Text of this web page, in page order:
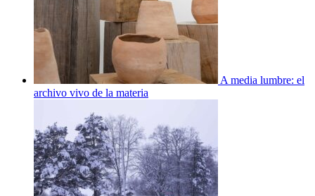
A media lumbre: el
archivo vivo de la materia